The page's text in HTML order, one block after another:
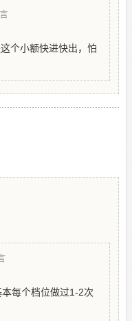
个小额快进快出，怕
每个档位做过1-2次